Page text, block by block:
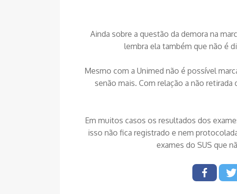
Ainda sobre a questão da demora na
lembra ela também que não é
Mesmo com a Unimed não é possível
senão mais. Com relação a não
Em muitos casos os resultados dos
isso não fica registrado e nem
exames do SUS que